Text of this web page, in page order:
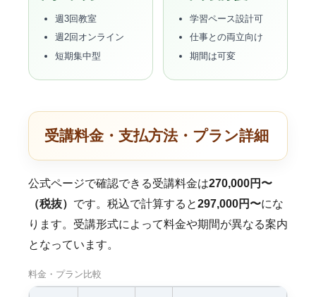
週3回教室
週2回オンライン
短期集中型
学習ペース設計可
仕事との両立向け
期間は可変
受講料金・支払方法・プラン詳細
公式ページで確認できる受講料金は270,000円〜
（税抜） です。税込で計算すると297,000円〜にな
ります。受講形式によって料金や期間が異なる案内
となっています。
料金・プラン比較